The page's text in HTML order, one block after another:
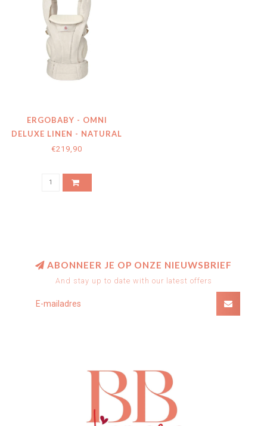
ERGOBABY - OMNI
DELUXE LINEN - NATURAL
LINEN
€219,90
ABONNEER JE OP ONZE NIEUWSBRIEF
And stay up to date with our latest offers